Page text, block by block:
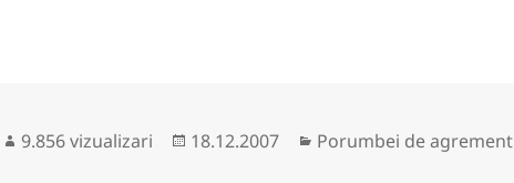
9.856 vizualizari
Publicat
18.12.2007 Categorii
Porumbei de agrement